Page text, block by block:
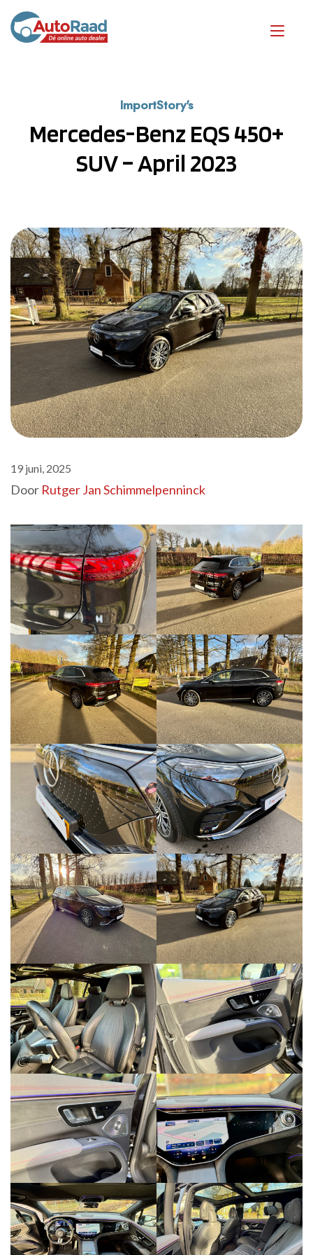
ImportStory's
Mercedes-Benz EQS 450+
SUV – April 2023
19 juni, 2025
Door Rutger Jan Schimmelpenninck